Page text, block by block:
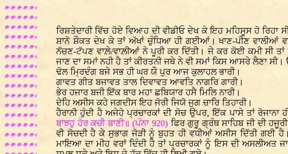
ਰਿਸ਼ਤੇਦਾਰੀ ਵਿੱਚ ਹੋਏ ਵਿਆਹ ਦੀ ਵੀਡੀਓ ਦੇਖ ਕੇ ਇਹ ਮਹਿਸੂਸ ਹੋ
ਸ਼ਾਨੋ ਸ਼ੌਕਤ ਦੇਖ ਕੇ ਤਾਂ ਅੱਖਾਂ ਚੁੰਧਿਆ ਹੀ ਗਈਆਂ। ਖਾਣ-ਪੀਣ ਵਾਲੀਆਂ
ਨੱਚਣ-ਟੱਪਣ ਵਾਲ਼ੇ/ਵਾਲ਼ੀਆਂ ਨੇ ਪੂਰੀ ਕਰ ਦਿੱਤੀ। ਜੇ ਕਰ ਕੋਈ ਕਮੀ ਸੀ
ਜਾਣ ਦਾ ਸਮਾਂ ਨਹੀ ਹੈ ਤਾਂ ਕੀਰਤਨੀ ਜਥੇ ਨੇ ਵੀ ਸਮਾਂ ਕਿਸ ਆਸਰੇ ਲੈਣਾ
ਢੋਲ ਮ੍ਰਿਦੰਗ ਬਜੇ ਸਭ ਹੀ ਘਰ ਯੌ ਪੁਰ ਆਜ ਕੁਲਾਹਲ ਭਾਰੀ।
ਗਾਵਤ ਗੀਤ ਬਜਾਵਤ ਤਾਲ ਦਿਵਾਵਤ ਆਵਤਿ ਨਾਗਰਿ ਗਾਰੀ।
ਭੇਰ ਹਜਾਰ ਬਜੀ ਇੱਕ ਬਾਰ ਮਹਾ ਛਬਿਯਾਰ ਹਸੈ ਮਿਲਿ ਨਾਰੀ।
ਦੇਹਿ ਅਸੀਸ ਕਹੇ ਜਗਦੀਸ ਇਹ ਜੋਰੀ ਜਿਯੋ ਜੁਗ ਚਾਰਿ ਤਿਹਾਰੀ।
ਹੈਰਾਨੀ ਹੁੰਦੀ ਹੈ ਅਜੇਹੇ ਪ੍ਰਚਾਰਕਾਂ ਦੀ ਸੋਚ ਉਪਰ, ਇੱਕ ਪਾਸੇ ਤਾਂ
ਬਾਝਹੁ ਹੋਰ ਕਚੀ ਬਾਣੀ॥ (ਪੰਨਾ 920)ਫਿਰ ਗੁਰੂ ਗ੍ਰੰਥ ਸਾਹਿਬ ਜੀ ਦੀ
ਵੀ ਸੋਚਦੀ ਹੈ ਕੇ ਸੁਭਾਗ ਜੋੜੀ ਨੂੰ ਬੁਹਤ ਹੀ ਵਧੀਆਂ ਅਸੀਸ ਦਿੱਤੀ ਗਈ
ਮਾਇਆ ਦਾ ਮੀਹ ਵਰਾਂ ਦਿੰਦੀ ਹੈ ਤਾਂ ਪ੍ਰਚਾਰਕਾਂ ਨੂੰ ਇਸ ਦੀ